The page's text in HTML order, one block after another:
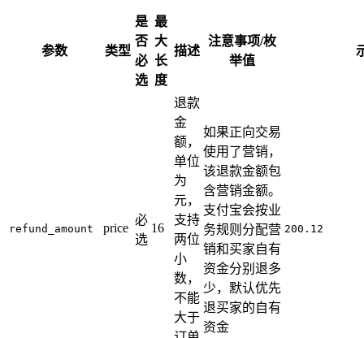
参数 类型
是
否
必
选
最
大
长
度
描述
注意事项/枚
举值
refund_amount price
必
选
16
退款
金
额，
单位
为
元，
支持
两位
小
数，
不能
大于
如果正向交易
使用了营销，
该退款金额包
含营销金额。
支付宝会按业
务规则分配营
销和买家自有
资金分别退多
少，默认优先
退买家的自有
资金
200.12